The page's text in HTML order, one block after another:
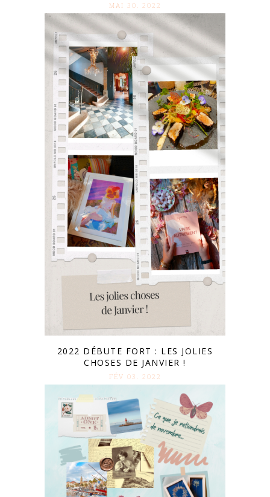
MAI 30. 2022
2022 DÉBUTE FORT : LES JOLIES
CHOSES DE JANVIER !
FÉV 03. 2022